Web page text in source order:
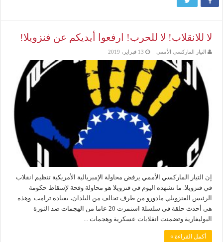
لا للانقلاب! لا للحرب! ارفعوا أيديكم عن فنزويلا!
التيار الماركسي الأممي 13 فبراير، 2019
إن التيار الماركسي الأممي يرفض محاولة الإمبريالية الأمريكية تنظيم انقلاب
في فنزويلا. ما نشهده اليوم في فنزويلا هو محاولة وقحة لإسقاط حكومة
الرئيس الفنزويلي مادورو من طرف تحالف من البلدان، بقيادة ترامب. وهذه
هي أحدث حلقة في سلسلة استمرت 20 عاما من الهجمات ضد الثورة
البوليفارية وتضمنت انقلابات عسكرية وهجمات ...
أكمل القراءة »